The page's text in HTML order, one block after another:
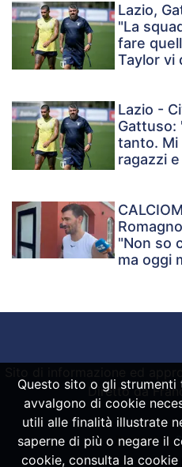
Lazio,
"La
fare
Taylor vi
Lazio -
Gattuso:
tanto. Mi
ragazzi
"Non so
ma oggi
Diretto da
Powered by
Questo sito o gli
avvalgono di cookie
utili alle finalità illustrate
saperne di più o negare il
cookie, consulta la